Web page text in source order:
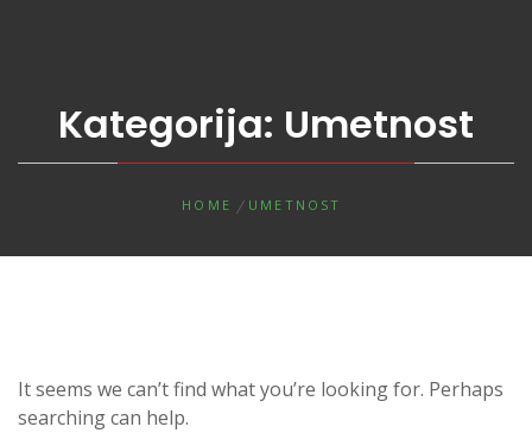
Kategorija: Umetnost
HOME UMETNOST
It seems we can’t find what you’re looking for. Perhaps
searching can help.